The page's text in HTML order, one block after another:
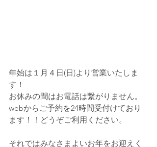
年始は１月４日(日)より営業いたしま
す！
お休みの間はお電話は繋がりません。
webからご予約を24時間受付けており
ます！！どうぞご利用ください。
それではみなさまよいお年をお迎えく